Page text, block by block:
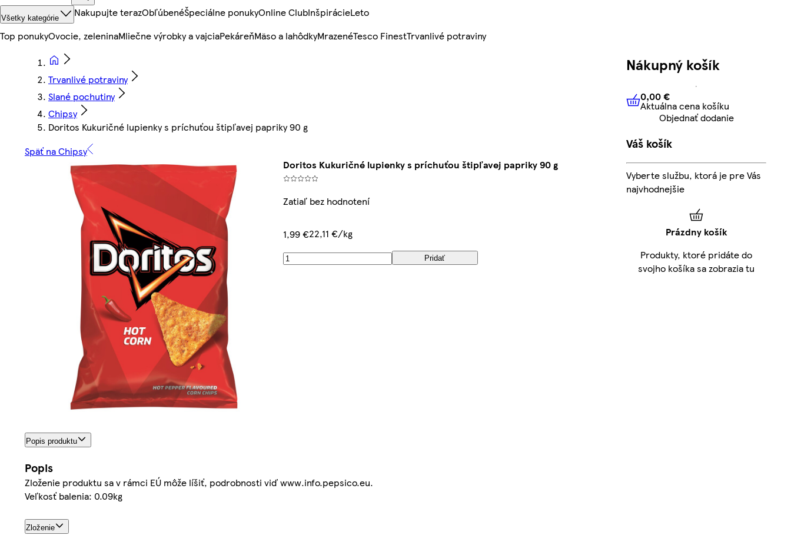
Všetky kategórie Nakupujte terazObľúbenéŠpeciálne ponukyOnline ClubInšpirácieLeto
Top ponukyOvocie, zeleninaMliečne výrobky a vajciaPekáreňMäso a lahôdkyMrazenéTesco FinestTrvanlivé potraviny
Trvanlivé potraviny
Slané pochutiny
Chipsy
Doritos Kukuričné lupienky s príchuťou štipľavej papriky 90 g
Späť na Chipsy
Doritos Kukuričné lupienky s príchuťou štipľavej papriky 90 g
Zatiaľ bez hodnotení
1,99 €22,11 €/kg
Pridať
Popis produktu
Popis
Zloženie produktu sa v rámci EÚ môže líšiť, podrobnosti viď www.info.pepsico.eu.
Veľkosť balenia: 0.09kg
Zloženie
Nákupný košík
0,00 € Aktuálna cena košíku
0,00 €
Aktuálna cena košíku
Objednať dodanie
Váš košík
Vyberte službu, ktorá je pre Vás
najvhodnejšie
Prázdny košík
Produkty, ktoré pridáte do
svojho košíka sa zobrazia tu